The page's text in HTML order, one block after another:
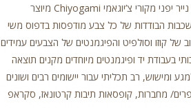
גודל 46X61 ס”מ נטול חומציות נייר יפני מקורי צ’יוגאמי Chiyogami מיוצר
הבודדות של כל צבע מודפסות בדפוס משי
של קוזו וסולפיט והפיגמנטים של הצבעים עמידים
בעבודת יד ופיגמנטים מיוחדים מקנים תוצאה
ומישוש, רב תכליתי עבור יישומים רבים ושונים
מחברות, קופסאות תיבות קרטונאז, סקראפ